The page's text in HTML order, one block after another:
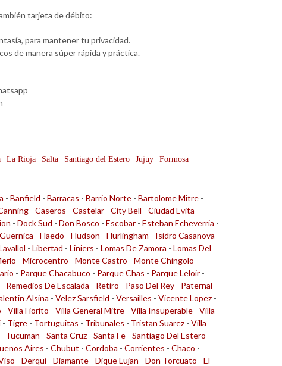
tarjeta de débito:
para mantener tu privacidad.
de manera súper rápida y práctica.
La Rioja Salta Santiago del Estero Jujuy
Formosa
- Banfield - Barracas - Barrio Norte - Bartolome Mitre -
- Caseros - Castelar - City Bell - Ciudad Evita -
- Dock Sud - Don Bosco - Escobar - Esteban Echeverria -
Guernica - Haedo - Hudson - Hurlingham - Isidro Casanova -
- Libertad - Liniers - Lomas De Zamora - Lomas Del
- Microcentro - Monte Castro - Monte Chingolo -
- Parque Chacabuco - Parque Chas - Parque Leloir -
- Remedios De Escalada - Retiro - Paso Del Rey - Paternal -
Alsina - Velez Sarsfield - Versailles - Vicente Lopez -
- Villa Fiorito - Villa General Mitre - Villa Insuperable - Villa
- Tigre - Tortuguitas - Tribunales - Tristan Suarez - Villa
- Tucuman - Santa Cruz - Santa Fe - Santiago Del Estero -
Aires - Chubut - Cordoba - Corrientes - Chaco -
- Derqui - Diamante - Dique Lujan - Don Torcuato - El